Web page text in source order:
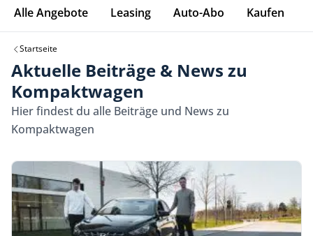
Alle Angebote Leasing Auto-Abo Kaufen
Startseite
Aktuelle Beiträge & News zu
Kompaktwagen
Hier findest du alle Beiträge und News zu
Kompaktwagen